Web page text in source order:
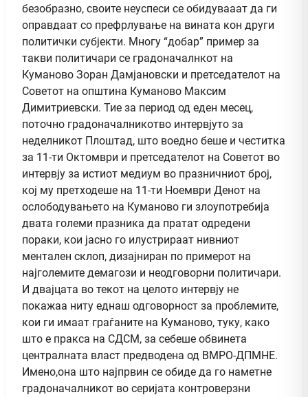
безобразно, своите неуспеси се обидувааат да ги
оправдаат со префрлување на вината кон други
политички субјекти. Многу “добар” пример за
такви политичари се градоначалнкот на
Куманово Зоран Дамјановски и претседателот на
Советот на општина Куманово Максим
Димитриевски. Тие за период од еден месец,
поточно градоначалникотво интервјуто за
неделникот Плоштад, што воедно беше и честитка
за 11-ти Октомври и претседателот на Советот во
интервју за истиот медиум во празничниот број,
кој му претходеше на 11-ти Ноември Денот на
ослободувањето на Куманово ги злоупотребија
двата големи празника да пратат одредени
пораки, кои јасно го илустрираат нивниот
ментален склоп, дизајниран по примерот на
најголемите демагози и неодговорни политичари.
И двајцата во текот на целото интервју не
покажаа ниту еднаш одговорност за проблемите,
кои ги имаат граѓаните на Куманово, туку, како
што е пракса на СДСМ, за себеше обвинета
централната власт предводена од ВМРО-ДПМНЕ.
Имено,она што најпрвин се обиде да го наметне
градоначалникот во серијата контроверзни